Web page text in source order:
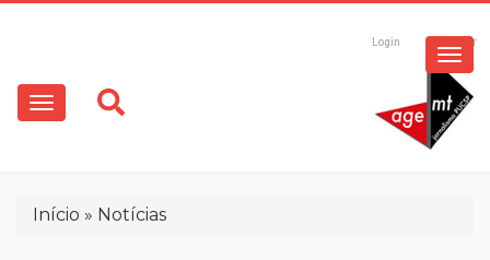
conteúdo
principal
Login Registrar
Main
navigation
Trilha
Início Notícias